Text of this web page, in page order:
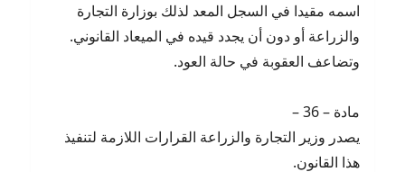
اسمه مقيدا في السجل المعد لذلك بوزارة التجارة
والزراعة أو دون أن يجدد قيده في الميعاد القانوني.
وتضاعف العقوبة في حالة العود.
مادة – 36 –
يصدر وزير التجارة والزراعة القرارات اللازمة لتنفيذ
هذا القانون.